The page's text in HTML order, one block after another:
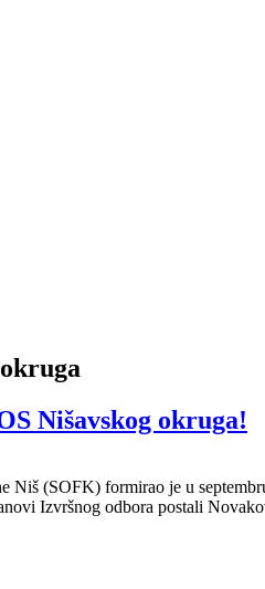
Nišavskog okruga!
Niš (SOFK) formirao je u
Izvršnog odbora postali